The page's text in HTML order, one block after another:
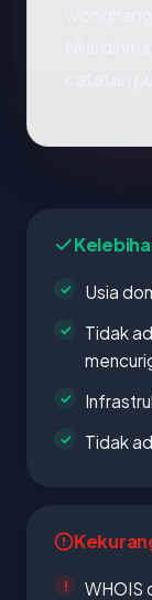
Usia
Tidak
Tidak
WHOIS